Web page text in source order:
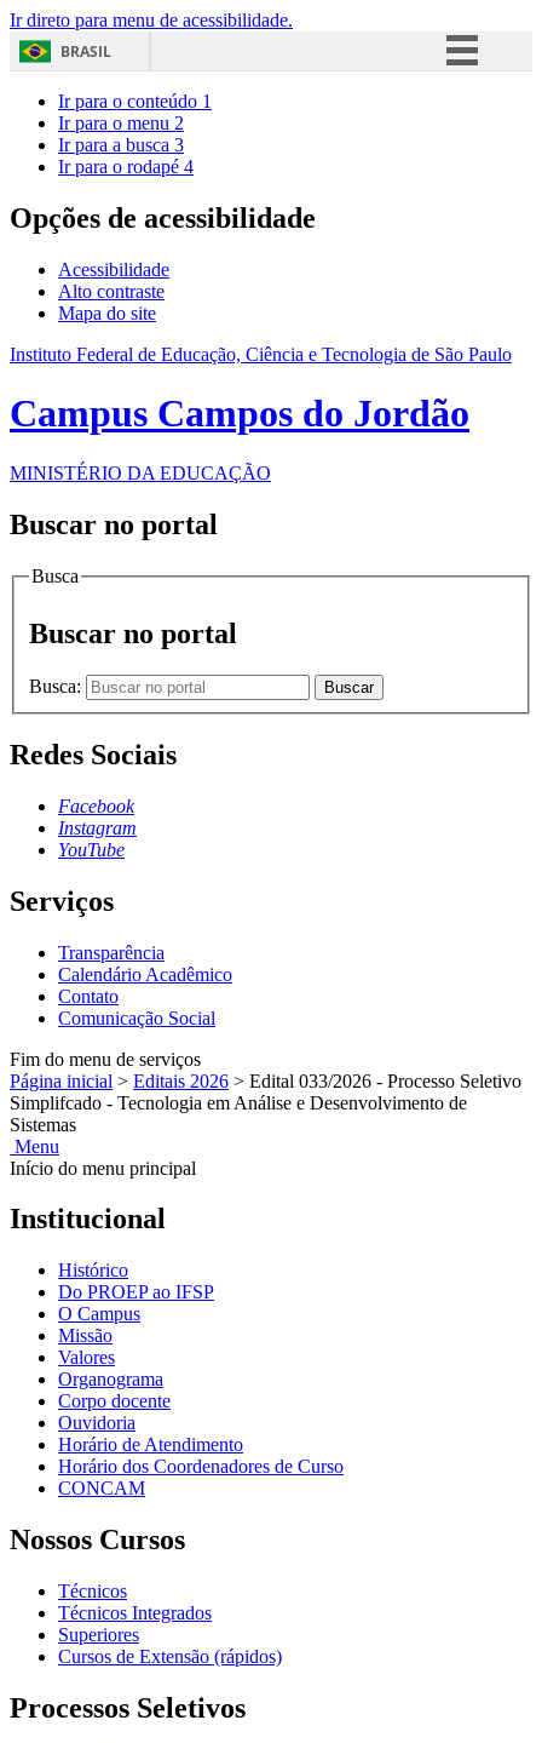
Ir direto para menu de acessibilidade.
BRASIL
Acesso à informação
Ir para o conteúdo 1
Ir para o menu 2
Ir para a busca 3
Ir para o rodapé 4
Opções de acessibilidade
Acessibilidade
Alto contraste
Mapa do site
Instituto Federal de Educação, Ciência e Tecnologia de São Paulo
Campus Campos do Jordão
MINISTÉRIO DA EDUCAÇÃO
Buscar no portal
Busca
Buscar no portal
Busca: Buscar
Redes Sociais
Facebook
Instagram
YouTube
Serviços
Transparência
Calendário Acadêmico
Contato
Comunicação Social
Fim do menu de serviços
Página inicial > Editais 2026 > Edital 033/2026 - Processo Seletivo
Simplifcado - Tecnologia em Análise e Desenvolvimento de
Sistemas
Menu
Início do menu principal
Institucional
Histórico
Do PROEP ao IFSP
O Campus
Missão
Valores
Organograma
Corpo docente
Ouvidoria
Horário de Atendimento
Horário dos Coordenadores de Curso
CONCAM
Nossos Cursos
Técnicos
Técnicos Integrados
Superiores
Cursos de Extensão (rápidos)
Processos Seletivos